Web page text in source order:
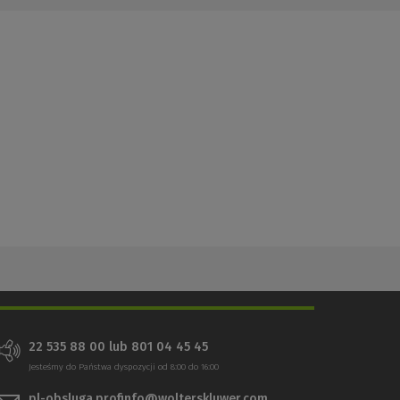
22 535 88 00 lub 801 04 45 45
Jesteśmy do Państwa dyspozycji od 8:00 do 16:00